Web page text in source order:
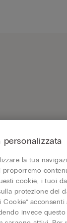
personalizzata
la tua
proporremo
cookie, i tuoi
protezione dei
Cookie”
invece